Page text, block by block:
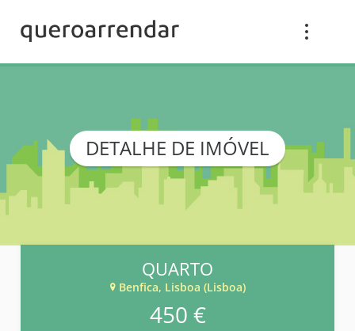
DETALHE DE IMÓVEL
QUARTO
Benfica, Lisboa (Lisboa)
450 €